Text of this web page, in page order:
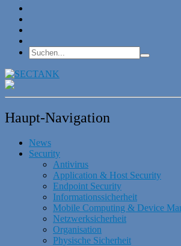
Haupt-Navigation
News
Security
Antivirus
Application & Host Security
Endpoint Security
Informationssicherheit
Mobile Computing & Device
Netzwerksicherheit
Organisation
Physische Sicherheit